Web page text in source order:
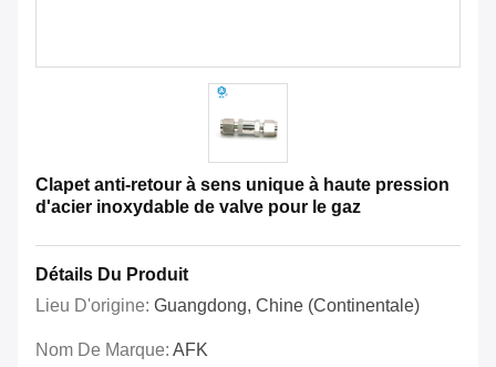
Clapet anti-retour à sens unique à haute pression
d'acier inoxydable de valve pour le gaz
Détails Du Produit
Lieu D'origine: Guangdong, Chine (continentale)
Nom De Marque: AFK